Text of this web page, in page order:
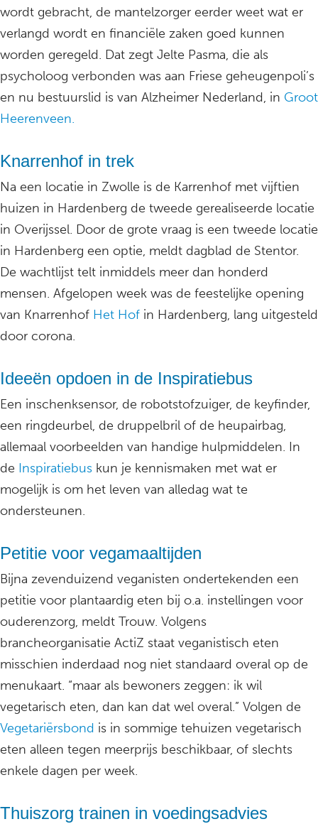
wordt gebracht, de mantelzorger eerder weet wat er
verlangd wordt en financiële zaken goed kunnen
worden geregeld. Dat zegt Jelte Pasma, die als
psycholoog verbonden was aan Friese geheugenpoli’s
en nu bestuurslid is van Alzheimer Nederland, in Groot
Heerenveen.
Knarrenhof in trek
Na een locatie in Zwolle is de Karrenhof met vijftien
huizen in Hardenberg de tweede gerealiseerde locatie
in Overijssel. Door de grote vraag is een tweede locatie
in Hardenberg een optie, meldt dagblad de Stentor.
De wachtlijst telt inmiddels meer dan honderd
mensen. Afgelopen week was de feestelijke opening
van Knarrenhof Het Hof in Hardenberg, lang uitgesteld
door corona.
Ideeën opdoen in de Inspiratiebus
Een inschenksensor, de robotstofzuiger, de keyfinder,
een ringdeurbel, de druppelbril of de heupairbag,
allemaal voorbeelden van handige hulpmiddelen. In
de Inspiratiebus kun je kennismaken met wat er
mogelijk is om het leven van alledag wat te
ondersteunen.
Petitie voor vegamaaltijden
Bijna zevenduizend veganisten ondertekenden een
petitie voor plantaardig eten bij o.a. instellingen voor
ouderenzorg, meldt Trouw. Volgens
brancheorganisatie ActiZ staat veganistisch eten
misschien inderdaad nog niet standaard overal op de
menukaart. “maar als bewoners zeggen: ik wil
vegetarisch eten, dan kan dat wel overal.” Volgen de
Vegetariërsbond is in sommige tehuizen vegetarisch
eten alleen tegen meerprijs beschikbaar, of slechts
enkele dagen per week.
Thuiszorg trainen in voedingsadvies